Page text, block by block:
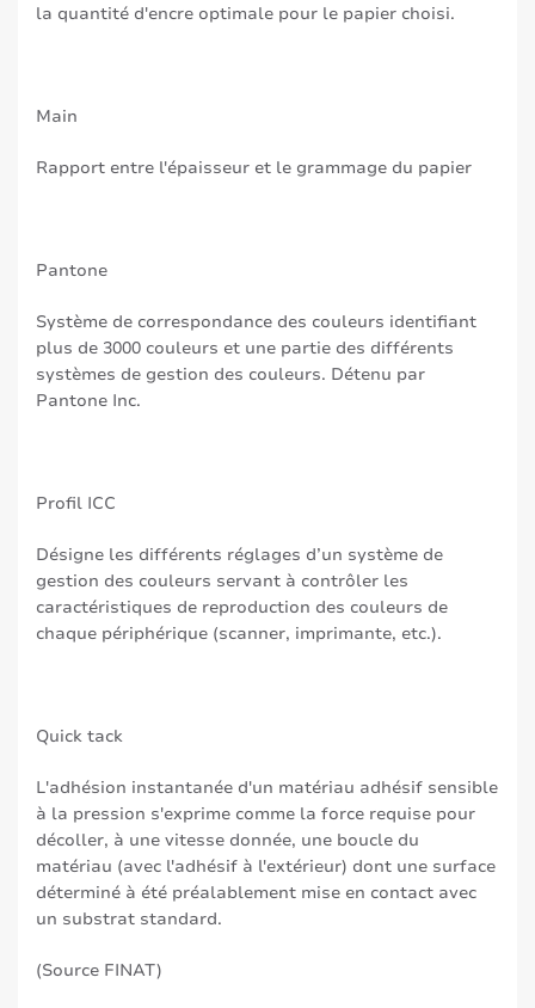
la quantité d'encre optimale pour le papier choisi.
Main
Rapport entre l'épaisseur et le grammage du papier
Pantone
Système de correspondance des couleurs identifiant
plus de 3000 couleurs et une partie des différents
systèmes de gestion des couleurs. Détenu par
Pantone Inc.
Profil ICC
Désigne les différents réglages d’un système de
gestion des couleurs servant à contrôler les
caractéristiques de reproduction des couleurs de
chaque périphérique (scanner, imprimante, etc.).
Quick tack
L'adhésion instantanée d'un matériau adhésif sensible
à la pression s'exprime comme la force requise pour
décoller, à une vitesse donnée, une boucle du
matériau (avec l'adhésif à l'extérieur) dont une surface
déterminé à été préalablement mise en contact avec
un substrat standard.
(Source FINAT)